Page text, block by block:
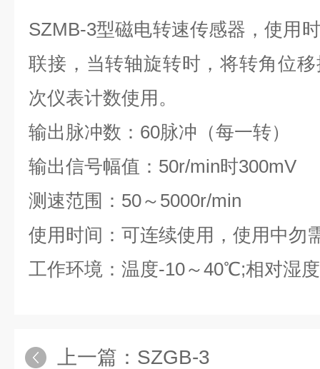
SZMB-3型磁电转速传感器，使用
联接，当转轴旋转时，将转角位
次仪表计数使用。
输出脉冲数：60脉冲（每一转）
输出信号幅值：50r/min时300mV
测速范围：50～5000r/min
使用时间：可连续使用，使用中勿
工作环境：温度-10～40℃;相对湿
上一篇： SZGB-3